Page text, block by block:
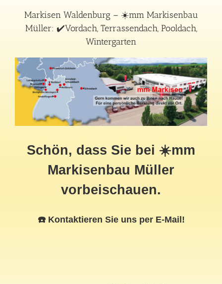
Markisen Waldenburg – ☀️mm Markisenbau
Müller: ✔️Vordach, Terrassendach, Pooldach,
Wintergarten
Schön, dass Sie bei ☀️mm
Markisenbau Müller
vorbeischauen.
☎️ Kontaktieren Sie uns per E-Mail!